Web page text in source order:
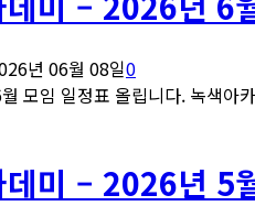
년 06월 08일0
모임 일정표 올립니다. 녹색아
데미 – 2026년 5